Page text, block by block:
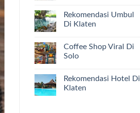
Rekomendasi Umbul
Di Klaten
Coffee Shop Viral Di
Solo
Rekomendasi Hotel Di
Klaten